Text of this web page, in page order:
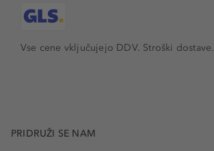
Vse cene vključujejo DDV. Stroški dostave.
PRIDRUŽI SE NAM